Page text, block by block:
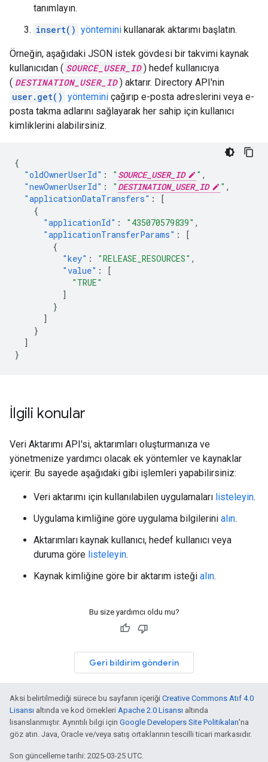
tanımlayın.
insert() yöntemini kullanarak aktarımı başlatın.
Örneğin, aşağıdaki JSON istek gövdesi bir takvimi kaynak
kullanıcıdan ( SOURCE_USER_ID ) hedef kullanıcıya
( DESTINATION_USER_ID ) aktarır. Directory API'nin
user.get() yöntemini çağırıp e-posta adreslerini veya e-
posta takma adlarını sağlayarak her sahip için kullanıcı
kimliklerini alabilirsiniz.
{
"oldOwnerUserId" : " SOURCE_USER_ID " ,
"newOwnerUserId" : " DESTINATION_USER_ID " ,
"applicationDataTransfers" :
[
{
"applicationId" : "435070579839" ,
"applicationTransferParams" :
[
{
"key" : "RELEASE_RESOURCES" ,
"value" :
[
"TRUE"
]
}
]
}
]
}
İlgili konular
Veri Aktarımı API'si, aktarımları oluşturmanıza ve
yönetmenize yardımcı olacak ek yöntemler ve kaynaklar
içerir. Bu sayede aşağıdaki gibi işlemleri yapabilirsiniz:
Veri aktarımı için kullanılabilen uygulamaları listeleyin.
Uygulama kimliğine göre uygulama bilgilerini alın.
Aktarımları kaynak kullanıcı, hedef kullanıcı veya
duruma göre listeleyin.
Kaynak kimliğine göre bir aktarım isteği alın.
Bu size yardımcı oldu mu?
Geri bildirim gönderin
Aksi belirtilmediği sürece bu sayfanın içeriği Creative Commons Atıf 4.0
Lisansı altında ve kod örnekleri Apache 2.0 Lisansı altında
lisanslanmıştır. Ayrıntılı bilgi için Google Developers Site Politikaları'na
göz atın. Java, Oracle ve/veya satış ortaklarının tescilli ticari markasıdır.
Son güncelleme tarihi: 2025-03-25 UTC.